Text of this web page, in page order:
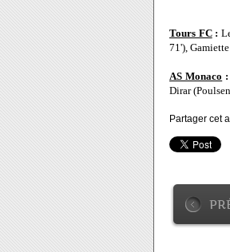
Tours FC :
71'),
AS Monaco :
Dirar
Partager cet